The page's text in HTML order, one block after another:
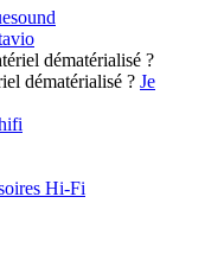
dématérialisé ? Je
Hi-Fi